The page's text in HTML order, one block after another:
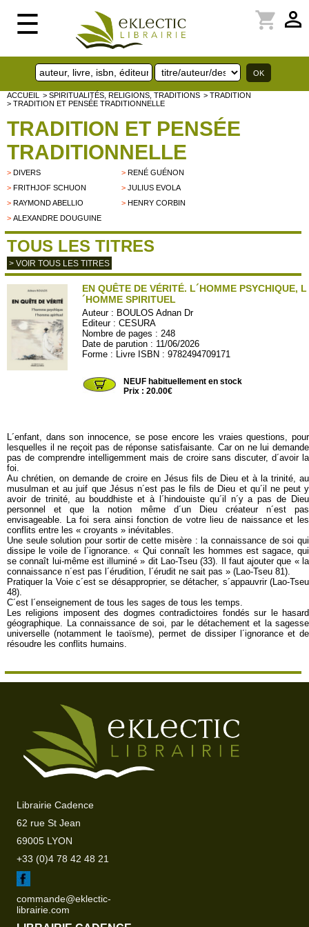
☰ perm_identity
shopping_cart
ACCUEIL > SPIRITUALITÉS, RELIGIONS, TRADITIONS > TRADITION
> TRADITION ET PENSÉE TRADITIONNELLE
TRADITION ET PENSÉE
TRADITIONNELLE
> DIVERS >RENÉ GUÉNON
> FRITHJOF SCHUON >JULIUS EVOLA
> RAYMOND ABELLIO >HENRY CORBIN
> ALEXANDRE DOUGUINE
TOUS LES TITRES
> VOIR TOUS LES TITRES
EN QUÊTE DE VÉRITÉ. L´HOMME PSYCHIQUE, L
´HOMME SPIRITUEL
Auteur : BOULOS Adnan Dr
Editeur :CESURA
Nombre de pages : 248
Date de parution : 11/06/2026
Forme : Livre ISBN : 9782494709171
NEUF habituellement en stock
Prix : 20.00€
L´enfant, dans son innocence, se pose encore les vraies questions, pour
lesquelles il ne reçoit pas de réponse satisfaisante. Car on ne lui demande
pas de comprendre intelligemment mais de croire sans discuter, d´avoir la
foi.
Au chrétien, on demande de croire en Jésus fils de Dieu et à la trinité, au
musulman et au juif que Jésus n´est pas le fils de Dieu et qu´il ne peut y
avoir de trinité, au bouddhiste et à l´hindouiste qu´il n´y a pas de Dieu
personnel et que la notion même d´un Dieu créateur n´est pas
envisageable. La foi sera ainsi fonction de votre lieu de naissance et les
conflits entre les « croyants » inévitables.
Une seule solution pour sortir de cette misère : la connaissance de soi qui
dissipe le voile de l´ignorance. « Qui connaît les hommes est sagace, qui
se connaît lui-même est illuminé » dit Lao-Tseu (33). Il faut ajouter que « la
connaissance n´est pas l´érudition, l´érudit ne sait pas » (Lao-Tseu 81).
Pratiquer la Voie c´est se désapproprier, se détacher, s´appauvrir (Lao-Tseu
48).
C´est l´enseignement de tous les sages de tous les temps.
Les religions imposent des dogmes contradictoires fondés sur le hasard
géographique. La connaissance de soi, par le détachement et la sagesse
universelle (notamment le taoïsme), permet de dissiper l´ignorance et de
résoudre les conflits humains.
Librairie Cadence
62 rue St Jean
69005 LYON
+33 (0)4 78 42 48 21
commande@eklectic-
librairie.com